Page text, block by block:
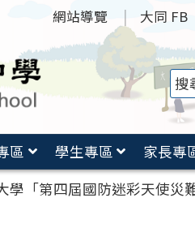
網站導覽 大同 FB
區 學生專區 家長專
學「第四屆國防迷彩天使災